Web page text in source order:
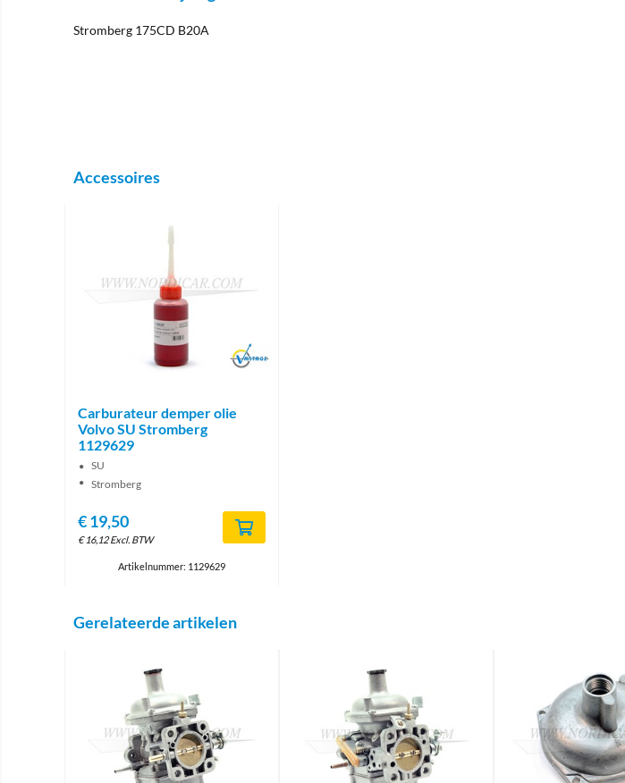
Stromberg 175CD B20A
Accessoires
Brand
Carburateur demper olie
Volvo SU Stromberg
1129629
SU
Stromberg
€19,50
€16,12 Excl. BTW
Artikelnummer: 1129629
Gerelateerde artikelen